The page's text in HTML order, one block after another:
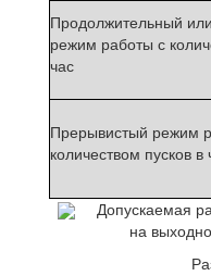
Продолжительный
режим работы с
час
Прерывистый режим
количеством пусков в
Допускаемая
на